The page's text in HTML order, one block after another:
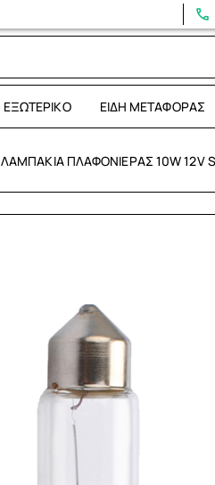
ΕΞΩΤΕΡΙΚΌ ΕΊΔΗ ΜΕΤΑΦΟΡΆΣ
ΛΑΜΠΑΚΙΑ ΠΛΑΦΟΝΙΕΡΑΣ 10W 12V